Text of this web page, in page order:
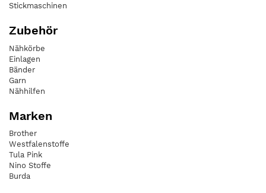
Stickmaschinen
Zubehör
Nähkörbe
Einlagen
Bänder
Garn
Nähhilfen
Marken
Brother
Westfalenstoffe
Tula Pink
Nino Stoffe
Burda